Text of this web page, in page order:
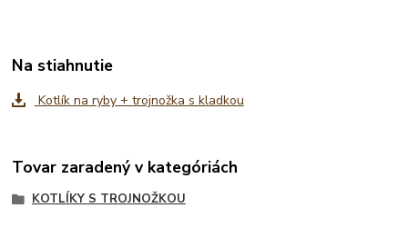
Na stiahnutie
Kotlík na ryby + trojnožka s kladkou
Tovar zaradený v kategóriách
KOTLÍKY S TROJNOŽKOU